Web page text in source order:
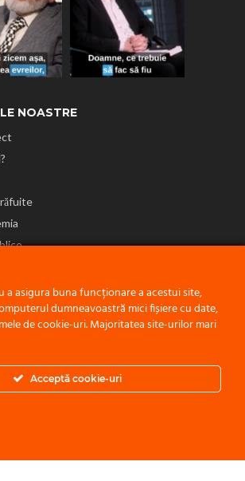
NOASTRE
a asigura buna funcționare a acestui site,
dumneavoastră mici fișiere cu date,
de cookie-uri. Majoritatea site-urilor mari
Acceptă cookie-uri